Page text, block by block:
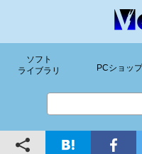
ソフト
ライブラリ
PCショップ